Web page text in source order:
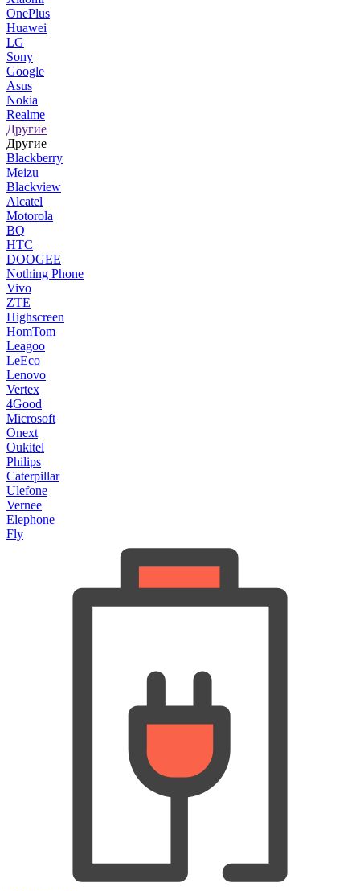
OnePlus
Huawei
LG
Sony
Google
Asus
Nokia
Realme
Другие
Другие
Blackberry
Meizu
Blackview
Alcatel
Motorola
BQ
HTC
DOOGEE
Nothing Phone
Vivo
ZTE
Highscreen
HomTom
Leagoo
LeEco
Lenovo
Vertex
4Good
Microsoft
Onext
Oukitel
Philips
Caterpillar
Ulefone
Vernee
Elephone
Fly